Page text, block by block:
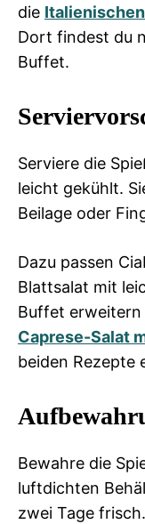
die
Dort findest du
Buffet.
Serviere die
leicht gekühlt.
Beilage oder
Dazu passen
Blattsalat mit
Buffet
Caprese-Salat
beiden Rezepte
Bewahre die
luftdichten
zwei Tage